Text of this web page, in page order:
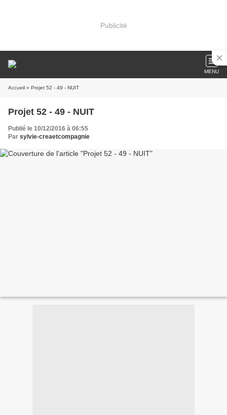
Publicité
MENU
Accueil » Projet 52 - 49 - NUIT
Projet 52 - 49 - NUIT
Publié le 10/12/2016 à 06:55
Par sylvie-creaetcompagnie